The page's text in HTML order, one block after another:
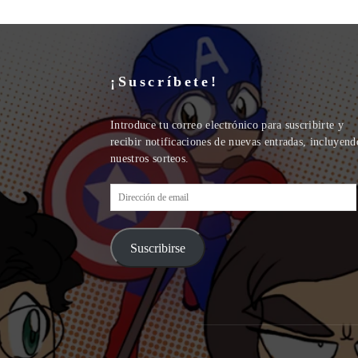
¡Suscríbete!
Introduce tu correo electrónico para suscribirte y
recibir notificaciones de nuevas entradas,
nuestros sorteos.
Dirección
de
email
Suscribirse